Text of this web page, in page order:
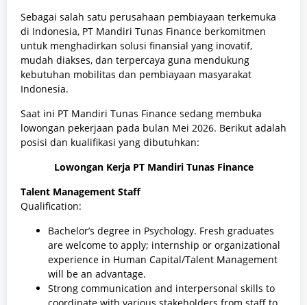
Sebagai salah satu perusahaan pembiayaan terkemuka
di Indonesia, PT Mandiri Tunas Finance berkomitmen
untuk menghadirkan solusi finansial yang inovatif,
mudah diakses, dan terpercaya guna mendukung
kebutuhan mobilitas dan pembiayaan masyarakat
Indonesia.
Saat ini PT Mandiri Tunas Finance sedang membuka
lowongan pekerjaan pada bulan Mei 2026. Berikut adalah
posisi dan kualifikasi yang dibutuhkan:
Lowongan Kerja PT Mandiri Tunas Finance
Talent Management Staff
Qualification:
Bachelor’s degree in Psychology. Fresh graduates
are welcome to apply; internship or organizational
experience in Human Capital/Talent Management
will be an advantage.
Strong communication and interpersonal skills to